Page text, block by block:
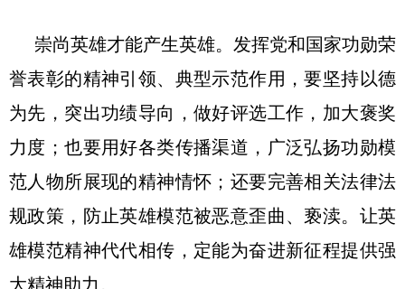
崇尚英雄才能产生英雄。发挥党和国家功勋荣
誉表彰的精神引领、典型示范作用，要坚持以德
为先，突出功绩导向，做好评选工作，加大褒奖
力度；也要用好各类传播渠道，广泛弘扬功勋模
范人物所展现的精神情怀；还要完善相关法律法
规政策，防止英雄模范被恶意歪曲、亵渎。让英
雄模范精神代代相传，定能为奋进新征程提供强
大精神助力。